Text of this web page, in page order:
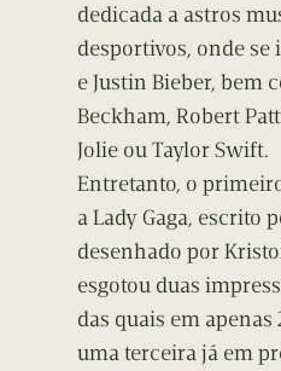
dedicada a astros
desportivos, onde se
e Justin Bieber, bem
Beckham, Robert
Jolie ou Taylor Swift.
Entretanto, o
a Lady Gaga, escrito
desenhado por
esgotou duas
das quais em apenas
uma terceira já em